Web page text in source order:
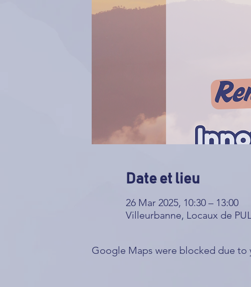
Date et lieu
26 Mar 2025, 10:30 – 13:00
Villeurbanne, Locaux de
Google Maps were blocked due